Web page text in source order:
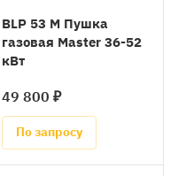
BLP 53 M Пушка
газовая Master 36-52
кВт
49 800 ₽
По запросу